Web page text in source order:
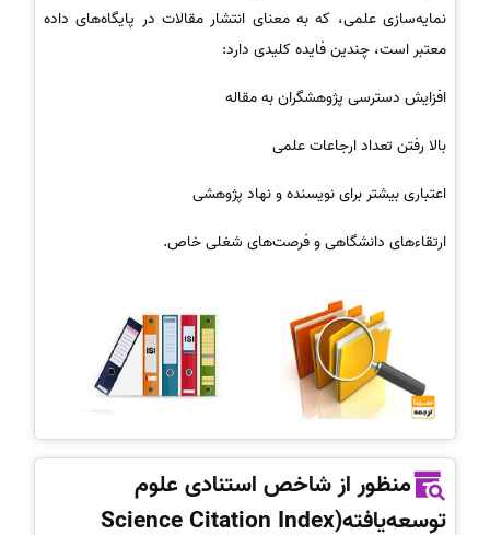
نمایه‌سازی علمی، که به معنای انتشار مقالات در پایگاه‌های داده
معتبر است، چندین فایده کلیدی دارد:
افزایش دسترسی پژوهشگران به مقاله
بالا رفتن تعداد ارجاعات علمی
اعتباری بیشتر برای نویسنده و نهاد پژوهشی
ارتقاءهای دانشگاهی و فرصت‌های شغلی خاص.
منظور از شاخص استنادی علوم
توسعه‌یافته(Science Citation Index